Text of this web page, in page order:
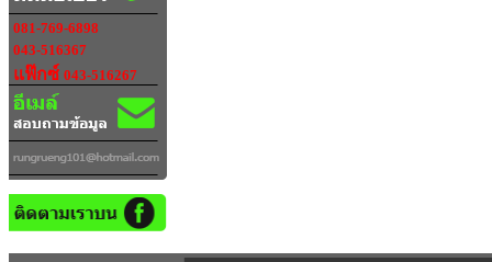
081-769-6898
043-516367
แฟ๊กซ์ 043-516267